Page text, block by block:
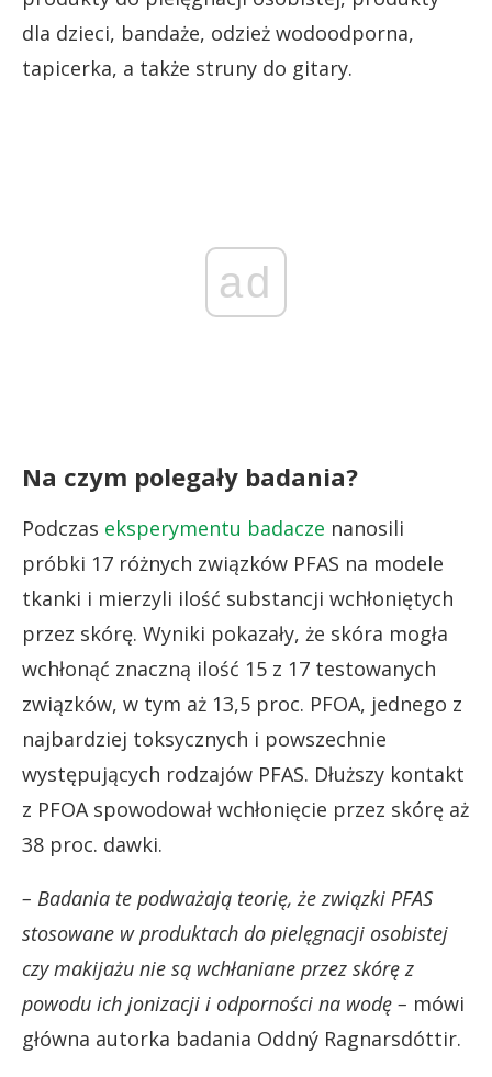
dla dzieci, bandaże, odzież wodoodporna,
tapicerka, a także struny do gitary.
ad
Na czym polegały badania?
Podczas eksperymentu badacze nanosili
próbki 17 różnych związków PFAS na modele
tkanki i mierzyli ilość substancji wchłoniętych
przez skórę. Wyniki pokazały, że skóra mogła
wchłonąć znaczną ilość 15 z 17 testowanych
związków, w tym aż 13,5 proc. PFOA, jednego z
najbardziej toksycznych i powszechnie
występujących rodzajów PFAS. Dłuższy kontakt
z PFOA spowodował wchłonięcie przez skórę aż
38 proc. dawki.
– Badania te podważają teorię, że związki PFAS
stosowane w produktach do pielęgnacji osobistej
czy makijażu nie są wchłaniane przez skórę z
powodu ich jonizacji i odporności na wodę – mówi
główna autorka badania Oddný Ragnarsdóttir.